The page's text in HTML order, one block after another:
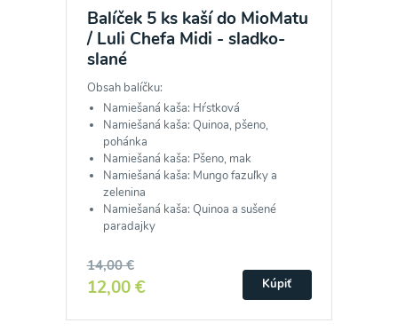
Balíček 5 ks kaší do MioMatu
/ Luli Chefa Midi - sladko-
slané
Obsah balíčku:
Namiešaná kaša: Hŕstková
Namiešaná kaša: Quinoa, pšeno,
pohánka
Namiešaná kaša: Pšeno, mak
Namiešaná kaša: Mungo fazuľky a
zelenina
Namiešaná kaša: Quinoa a sušené
paradajky
14,00 €
12,00 € Kúpiť